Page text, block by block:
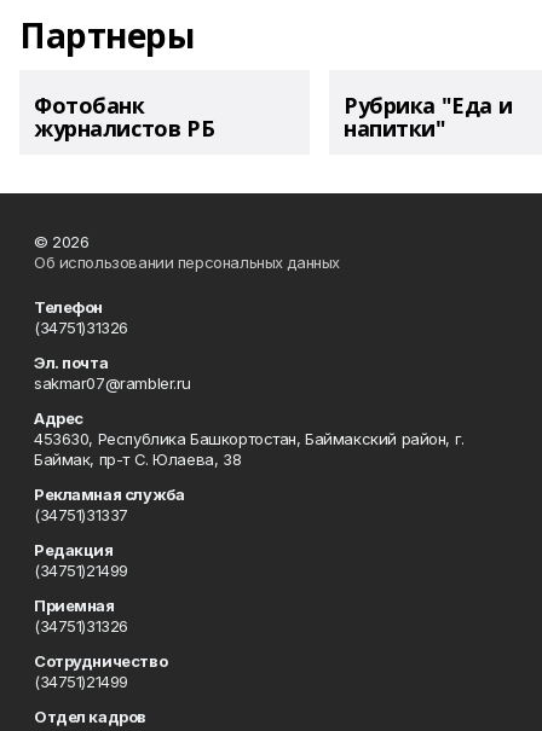
Партнеры
Фотобанк
журналистов РБ
Рубрика "Еда и
напитки"
© 2026
Об использовании персональных данных
Телефон
(34751)31326
Эл. почта
sakmar07@rambler.ru
Адрес
453630, Республика Башкортостан, Баймакский район, г.
Баймак, пр-т С. Юлаева, 38
Рекламная служба
(34751)31337
Редакция
(34751)21499
Приемная
(34751)31326
Сотрудничество
(34751)21499
Отдел кадров